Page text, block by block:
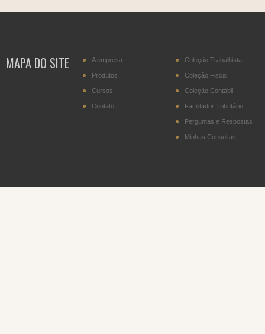
MAPA DO SITE A empresa
Produtos
Cursos
Contato
Coleção Trabalhista
Coleção Fiscal
Coleção Contábil
Facilitador Tributário
Perguntas e Respostas
Minhas Consultas